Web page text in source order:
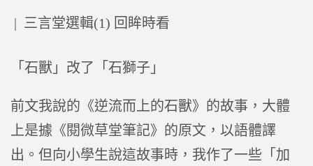
Posted
三言堂選輯(1) 回眸時看
「石獸」改了「石獅子」
前文我說的《逆流而上的石獸》的故事，大體
上是據《閱微草堂筆記》的原文，以語體譯
出。但向小學生說這故事時，我作了一些「加